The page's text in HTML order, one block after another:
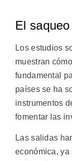
El
Los estudios
muestran
fundamental
países se ha
instrumentos
fomentar las
Las salidas
económica,